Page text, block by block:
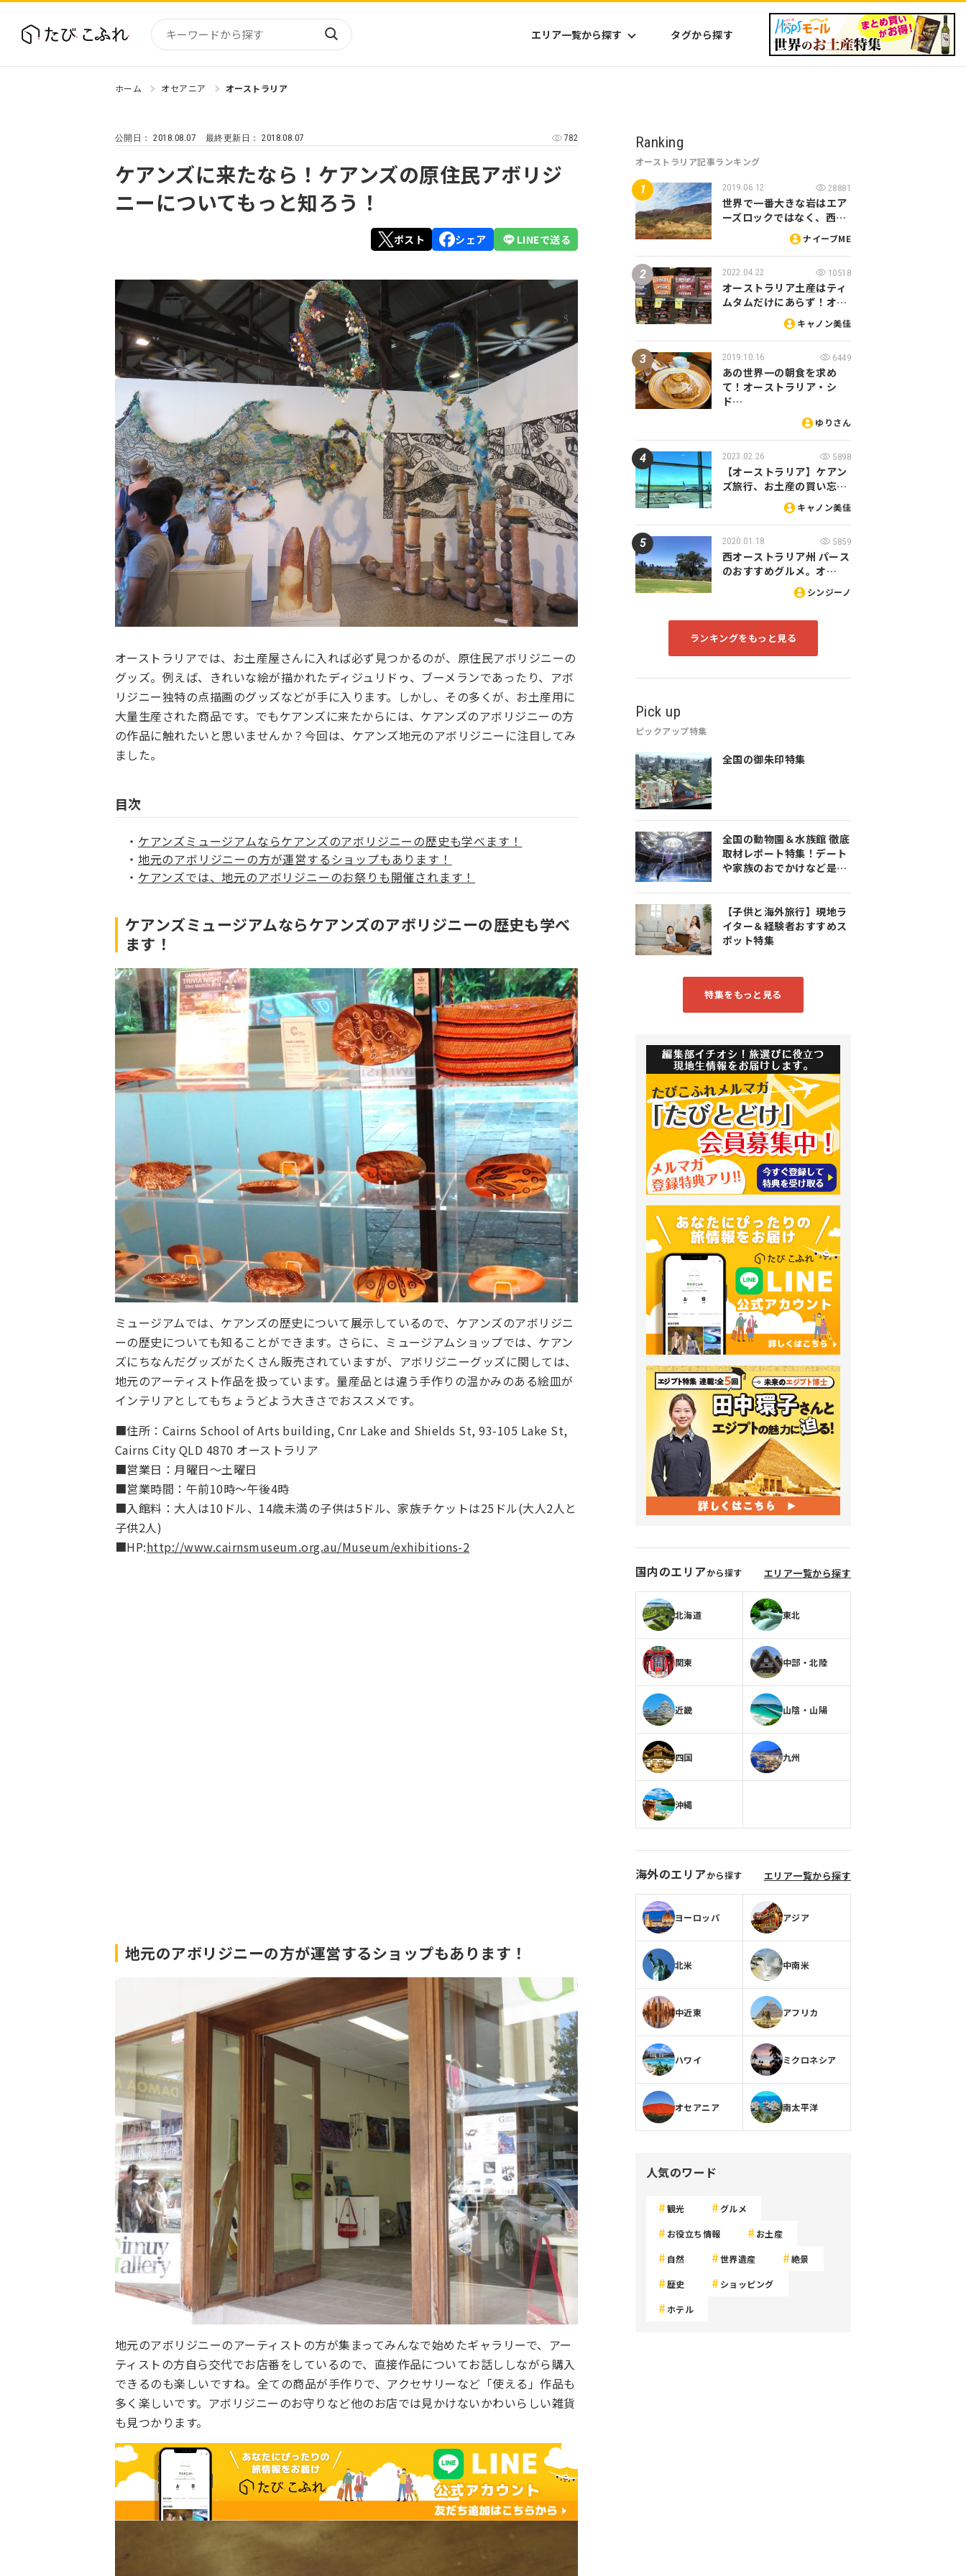
エリア一覧から探す タグから探す
東北
関東
中部・北陸
近畿
四国
九州
沖縄
アジア
北米
中南米
ハワイ
ミクロネシア
オセアニア
ホーム オセアニア オーストラリア
公開日：2018.08.07 最終更新日：2018.08.07 782
ケアンズに来たなら！ケアンズの原住民アボリジ
ニーについてもっと知ろう！
ポスト シェア LINEで送る
オーストラリアでは、お土産屋さんに入れば必ず見つかるのが、原住民アボリジニーの
グッズ。例えば、きれいな絵が描かれたディジュリドゥ、ブーメランであったり、アボ
リジニー独特の点描画のグッズなどが手に入ります。しかし、その多くが、お土産用に
大量生産された商品です。でもケアンズに来たからには、ケアンズのアボリジニーの方
の作品に触れたいと思いませんか？今回は、ケアンズ地元のアボリジニーに注目してみ
ました。
目次
ケアンズミュージアムならケアンズのアボリジニーの歴史も学べます！
地元のアボリジニーの方が運営するショップもあります！
ケアンズでは、地元のアボリジニーのお祭りも開催されます！
ケアンズミュージアムならケアンズのアボリジニーの歴史も学べ
ます！
ミュージアムでは、ケアンズの歴史について展示しているので、ケアンズのアボリジニ
ーの歴史についても知ることができます。さらに、ミュージアムショップでは、ケアン
ズにちなんだグッズがたくさん販売されていますが、アボリジニーグッズに関しては、
地元のアーティスト作品を扱っています。量産品とは違う手作りの温かみのある絵皿が
インテリアとしてもちょうどよう大きさでおススメです。
■住所：Cairns School of Arts building, Cnr Lake and Shields St, 93-105 Lake St,
Cairns City QLD 4870 オーストラリア
■営業日：月曜日～土曜日
■営業時間：午前10時～午後4時
■入館料：大人は10ドル、14歳未満の子供は5ドル、家族チケットは25ドル(大人2人と
子供2人)
■HP:http://www.cairnsmuseum.org.au/Museum/exhibitions-2
地元のアボリジニーの方が運営するショップもあります！
地元のアボリジニーのアーティストの方が集まってみんなで始めたギャラリーで、アー
ティストの方自ら交代でお店番をしているので、直接作品についてお話ししながら購入
できるのも楽しいですね。全ての商品が手作りで、アクセサリーなど「使える」作品も
多く楽しいです。アボリジニーのお守りなど他のお店では見かけないかわいらしい雑貨
も見つかります。
Ranking
オーストラリア記事ランキング
2019.06.12 28881
世界で一番大きな岩はエア
ーズロックではなく、西…
ナイーブME
2022.04.22 10518
オーストラリア土産はティ
ムタムだけにあらず！オ…
キャノン美佳
2019.10.16 6449
あの世界一の朝食を求め
て！オーストラリア・シ
ド…
ゆりさん
2023.02.26 5898
【オーストラリア】ケアン
ズ旅行、お土産の買い忘…
キャノン美佳
2020.01.18 5859
西オーストラリア州 パース
のおすすめグルメ。オ…
シンジーノ
ランキングをもっと見る
Pick up
ピックアップ特集
全国の御朱印特集
全国の動物園＆水族館 徹底
取材レポート特集！デート
や家族のおでかけなど是非
【子供と海外旅行】現地ラ
イター＆経験者おすすめス
ポット特集
特集をもっと見る
国内のエリアから探す エリア一覧から探す
北海道 東北
関東 中部・北陸
近畿 山陰・山陽
四国 九州
沖縄
海外のエリアから探す エリア一覧から探す
ヨーロッパ アジア
北米 中南米
中近東 アフリカ
ハワイ ミクロネシア
オセアニア 南太平洋
人気のワード
観光 グルメ
お役立ち情報 お土産
自然 世界遺産 絶景
歴史 ショッピング
ホテル